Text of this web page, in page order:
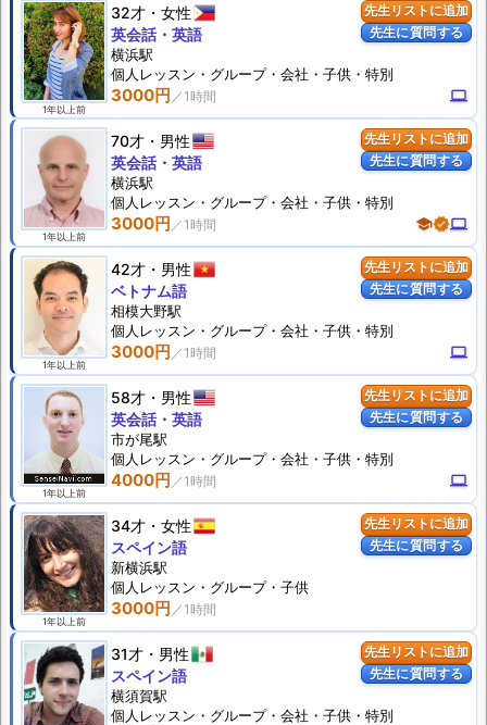
先生リストに追加
先生に質問する
1年以上前
32才 女性
3000円 computer
英会話・英語
横浜駅
個人 レッスン ・グループ・会社・子供・特別
先生リストに追加
先生に質問する
1年以上前
70才 男性
3000円 schoolverifiedcomputer
英会話・英語
横浜駅
個人 レッスン ・グループ・会社・子供・特別
先生リストに追加
先生に質問する
1年以上前
42才 男性
3000円 computer
ベトナム語
相模大野駅
個人 レッスン ・グループ・会社・子供・特別
先生リストに追加
先生に質問する
1年以上前
58才 男性
4000円 computer
英会話・英語
市が尾駅
個人 レッスン ・グループ・会社・子供・特別
先生リストに追加
先生に質問する
1年以上前
34才 女性
3000円
スペイン語
新横浜駅
個人 レッスン ・グループ・子供
先生リストに追加
先生に質問する
31才 男性
スペイン語
横須賀駅
個人 レッスン ・グループ・会社・子供・特別